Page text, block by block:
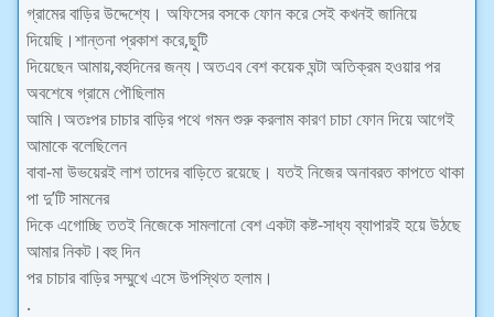
গ্রামের বাড়ির উদ্দেশ্যে। অফিসের বসকে ফোন করে সেই কখনই জানিয়ে
দিয়েছি।শান্তনা প্রকাশ করে,ছুটি
দিয়েছেন আমায়,বহুদিনের জন্য।অতএব বেশ কয়েক ঘন্টা অতিক্রম হওয়ার পর
অবশেষে গ্রামে পৌছিলাম
আমি।অতঃপর চাচার বাড়ির পথে গমন শুরু করলাম কারণ চাচা ফোন দিয়ে আগেই
আমাকে বলেছিলেন
বাবা-মা উভয়েরই লাশ তাদের বাড়িতে রয়েছে। যতই নিজের অনাবরত কাপতে থাকা
পা দু’টি সামনের
দিকে এগোচ্ছি ততই নিজেকে সামলানো বেশ একটা কষ্ট-সাধ্য ব্যাপারই হয়ে উঠছে
আমার নিকট।বহু দিন
পর চাচার বাড়ির সম্মুখে এসে উপস্থিত হলাম।
.